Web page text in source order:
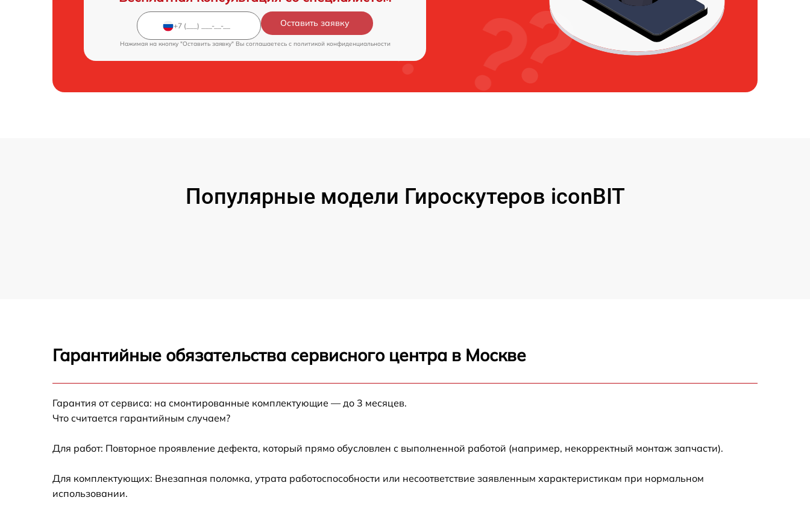
Оставить заявку
Нажимая на кнопку "Оставить заявку" Вы соглашаетесь c политикой конфиденциальности
Популярные модели Гироскутеров iconBIT
Гарантийные обязательства сервисного центра в Москве
Гарантия от сервиса: на смонтированные комплектующие — до 3 месяцев.
Что считается гарантийным случаем?
Для работ: Повторное проявление дефекта, который прямо обусловлен с выполненной работой (например, некорректный монтаж запчасти).
Для комплектующих: Внезапная поломка, утрата работоспособности или несоответствие заявленным характеристикам при нормальном
использовании.